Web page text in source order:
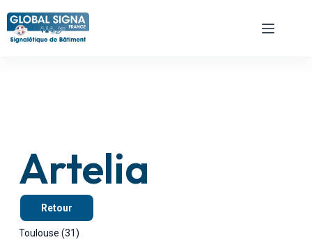
Artelia
Retour
Toulouse (31)